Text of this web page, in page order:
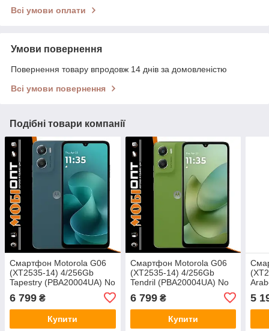
Всі умови оплати
Умови повернення
Повернення товару впродовж 14 днів за домовленістю
Всі умови повернення
Подібні товари компанії
Смартфон Motorola G06
(XT2535-14) 4/256Gb
Tapestry (PBA20004UA) No
6 799 ₴
Купити
Смартфон Motorola G06
(XT2535-14) 4/256Gb
Tendril (PBA20004UA) No
6 799₴
Купити
5